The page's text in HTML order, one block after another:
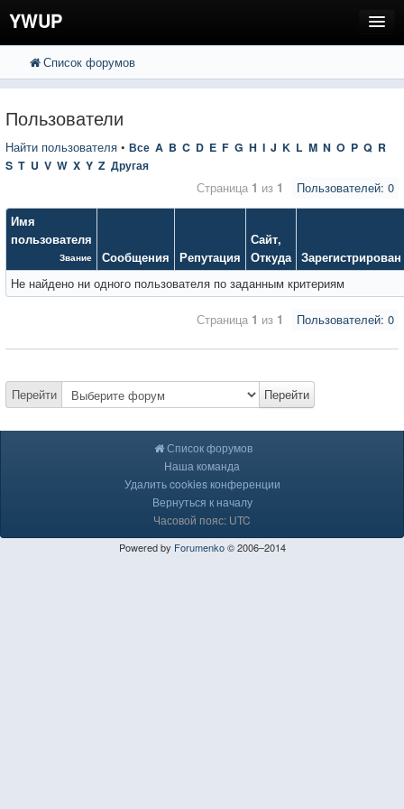
YWUP
FAQ
Вход
Список форумов
Пользователи
Найти пользователя • Все A B C D E F G H I J K L M N O P Q R
S T U V W X Y Z Другая
Пользователей: 0
Страница 1 из 1
Имя
пользователя
Звание Сообщения Репутация
Сайт,
Откуда Зарегистрирован
Не найдено ни одного пользователя по заданным критериям
Пользователей: 0
Страница 1 из 1
Перейти Перейти
Список форумов
Наша команда
Удалить cookies конференции
Вернуться к началу
Часовой пояс: UTC
Powered by Forumenko© 2006–2014